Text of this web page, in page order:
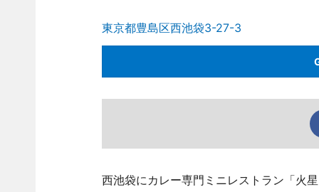
東京都豊島区西池袋3-27-3
西池袋にカレー専門ミニレストラン「火